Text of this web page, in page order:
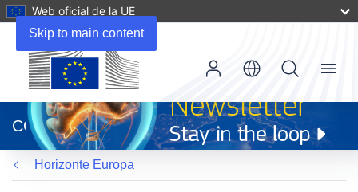
Skip to main content
Web oficial de la UE
abrirá
en
una
nueva
ventana)
CORDIS
Menu
Horizonte Europa